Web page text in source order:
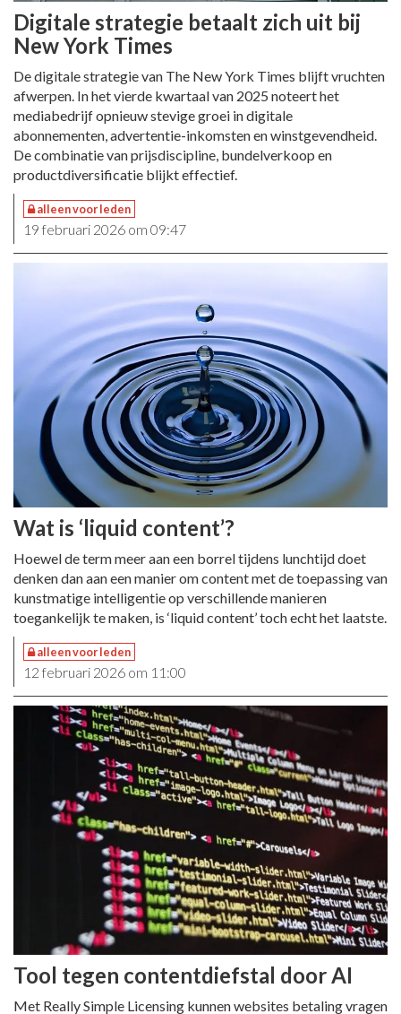
Digitale strategie betaalt zich uit bij
New York Times
De digitale strategie van The New York Times blijft vruchten
afwerpen. In het vierde kwartaal van 2025 noteert het
mediabedrijf opnieuw stevige groei in digitale
abonnementen, advertentie-inkomsten en winstgevendheid.
De combinatie van prijsdiscipline, bundelverkoop en
productdiversificatie blijkt effectief.
alleen voor leden
19 februari 2026 om 09:47
Wat is ‘liquid content’?
Hoewel de term meer aan een borrel tijdens lunchtijd doet
denken dan aan een manier om content met de toepassing van
kunstmatige intelligentie op verschillende manieren
toegankelijk te maken, is ‘liquid content’ toch echt het laatste.
alleen voor leden
12 februari 2026 om 11:00
Tool tegen contentdiefstal door AI
Met Really Simple Licensing kunnen websites betaling vragen